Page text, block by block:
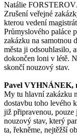
Natálie
Zrušení veřejné
kterou vedení
Průmyslového paláce
zakázku na samotnou
města ji odsouhlasilo,
dokončen loni v létě.
skončí nouzový stav.
Pavel VYHNÁNEK,
My tu hlavní zakázku
dostavbu toho levého
již připravenou, pouze
nouzový stav, který
ta, řekněme, nejtěžší